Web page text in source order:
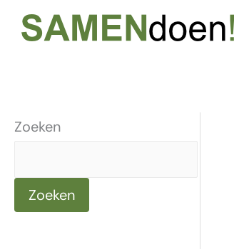
naar
Zoeken
Zoeken